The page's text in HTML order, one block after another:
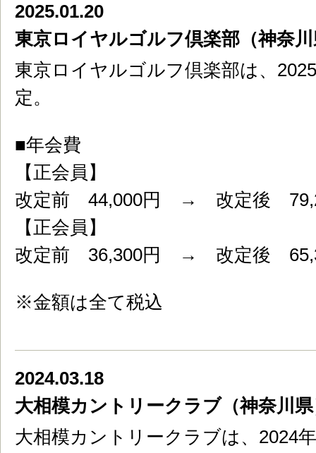
2025.01.20
東京ロイヤルゴルフ倶楽部（神奈
東京ロイヤルゴルフ倶楽部は、
定。
■年会費
【正会員】
改定前 44,000円 → 改定後
【正会員】
改定前 36,300円 → 改定後
※金額は全て税込
2024.03.18
大相模カントリークラブ（神奈川
大相模カントリークラブは、2024